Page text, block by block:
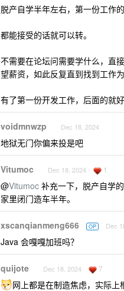
脱产自学半年左右，第一份工作
都能接受的话就可以转。
不需要在论坛问需要学什么，直
望薪资，如此反复直到找到工作为
有了第一份开发工作，后面的就
voidmnwzp Dec 18, 2024
地狱无门你偏来投是吧
Vitumoc Dec 18, 2024 1
@Vitumoc 补充一下，脱产自学
家里闭门造车半年。
xscanqianmeng666 OP Dec
Java 会嘎嘎加班吗？
quijote Dec 18, 2024 7
网上都是在制造焦虑，实际